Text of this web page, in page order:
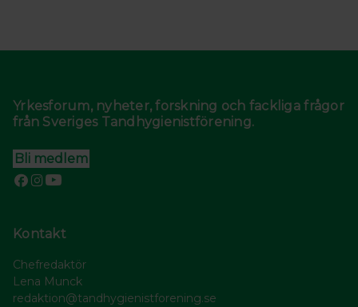
Yrkesforum, nyheter, forskning och fackliga frågor
från Sveriges Tandhygienistförening.
Bli medlem
Kontakt
Chefredaktör
Lena Munck
redaktion@tandhygienistforening.se